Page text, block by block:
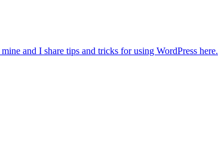
and I share tips and tricks for using WordPress here.